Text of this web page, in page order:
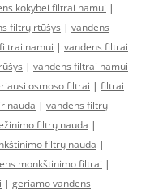
kokybei filtrai namui |
filtrų rtūšys | vandens
namui | vandens filtrai
| vandens filtrai namui
osmoso filtrai | filtrai
nauda | vandens filtrų
filtrų nauda |
filtrų nauda |
monkštinimo filtrai |
| geriamo vandens